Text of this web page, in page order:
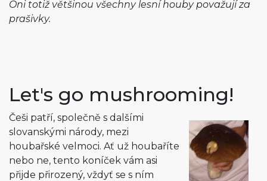
Oni totiž většinou všechny lesní houby považují za
prašivky.
Let's go mushrooming!
Češi patří, společně s dalšími
slovanskými národy, mezi
houbařské velmoci. Ať už houbaříte
nebo ne, tento koníček vám asi
přijde přirozený, vždyť se s ním